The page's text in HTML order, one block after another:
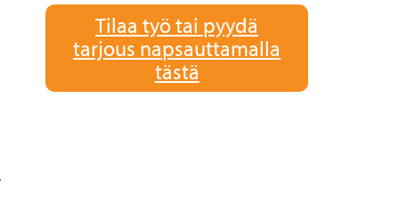
Tilaa työ tai pyydä
tarjous napsauttamalla
tästä